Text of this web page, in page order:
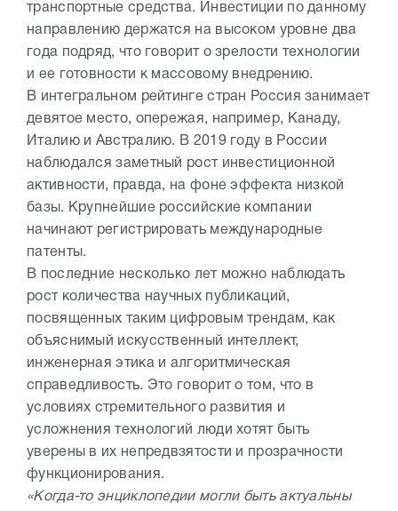
транспортные средства. Инвестиции по данному
направлению держатся на высоком уровне два
года подряд, что говорит о зрелости технологии
и ее готовности к массовому внедрению.
В интегральном рейтинге стран Россия занимает
девятое место, опережая, например, Канаду,
Италию и Австралию. В 2019 году в России
наблюдался заметный рост инвестиционной
активности, правда, на фоне эффекта низкой
базы. Крупнейшие российские компании
начинают регистрировать международные
патенты.
В последние несколько лет можно наблюдать
рост количества научных публикаций,
посвященных таким цифровым трендам, как
объяснимый искусственный интеллект,
инженерная этика и алгоритмическая
справедливость. Это говорит о том, что в
условиях стремительного развития и
усложнения технологий люди хотят быть
уверены в их непредвзятости и прозрачности
функционирования.
«Когда-то энциклопедии могли быть актуальны